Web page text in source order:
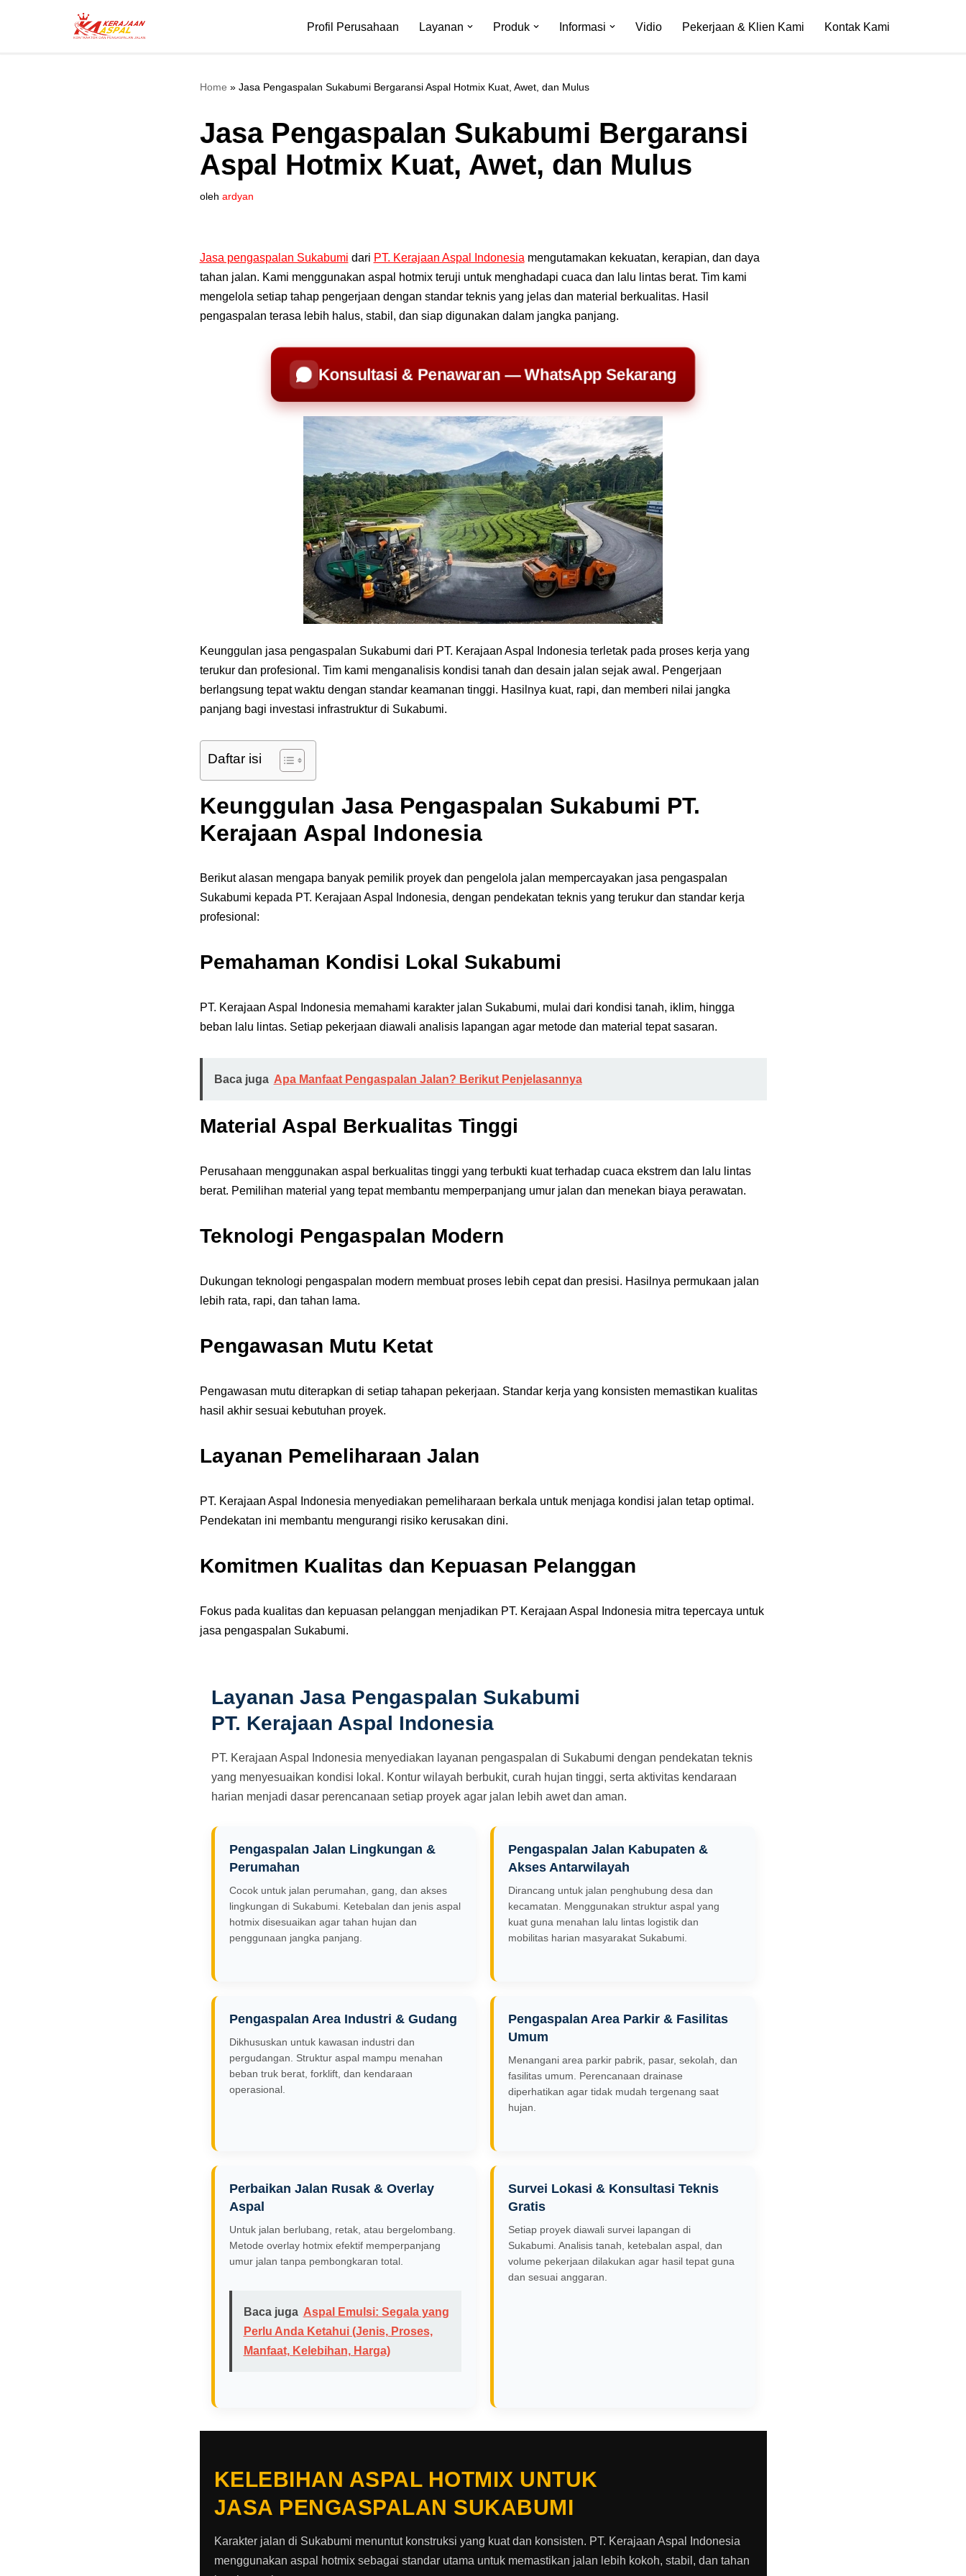
Profil Perusahaan Layanan Produk Informasi Vidio Pekerjaan & Klien Kami Kontak Kami
Home » Jasa Pengaspalan Sukabumi Bergaransi Aspal Hotmix Kuat, Awet, dan Mulus
Jasa Pengaspalan Sukabumi Bergaransi
Aspal Hotmix Kuat, Awet, dan Mulus
oleh ardyan
Jasa pengaspalan Sukabumi dari PT. Kerajaan Aspal Indonesia mengutamakan kekuatan, kerapian, dan daya
tahan jalan. Kami menggunakan aspal hotmix teruji untuk menghadapi cuaca dan lalu lintas berat. Tim kami
mengelola setiap tahap pengerjaan dengan standar teknis yang jelas dan material berkualitas. Hasil
pengaspalan terasa lebih halus, stabil, dan siap digunakan dalam jangka panjang.
Konsultasi & Penawaran — WhatsApp Sekarang
Keunggulan jasa pengaspalan Sukabumi dari PT. Kerajaan Aspal Indonesia terletak pada proses kerja yang
terukur dan profesional. Tim kami menganalisis kondisi tanah dan desain jalan sejak awal. Pengerjaan
berlangsung tepat waktu dengan standar keamanan tinggi. Hasilnya kuat, rapi, dan memberi nilai jangka
panjang bagi investasi infrastruktur di Sukabumi.
Daftar isi
Keunggulan Jasa Pengaspalan Sukabumi PT.
Kerajaan Aspal Indonesia
Berikut alasan mengapa banyak pemilik proyek dan pengelola jalan mempercayakan jasa pengaspalan
Sukabumi kepada PT. Kerajaan Aspal Indonesia, dengan pendekatan teknis yang terukur dan standar kerja
profesional:
Pemahaman Kondisi Lokal Sukabumi
PT. Kerajaan Aspal Indonesia memahami karakter jalan Sukabumi, mulai dari kondisi tanah, iklim, hingga
beban lalu lintas. Setiap pekerjaan diawali analisis lapangan agar metode dan material tepat sasaran.
Baca juga Apa Manfaat Pengaspalan Jalan? Berikut Penjelasannya
Material Aspal Berkualitas Tinggi
Perusahaan menggunakan aspal berkualitas tinggi yang terbukti kuat terhadap cuaca ekstrem dan lalu lintas
berat. Pemilihan material yang tepat membantu memperpanjang umur jalan dan menekan biaya perawatan.
Teknologi Pengaspalan Modern
Dukungan teknologi pengaspalan modern membuat proses lebih cepat dan presisi. Hasilnya permukaan jalan
lebih rata, rapi, dan tahan lama.
Pengawasan Mutu Ketat
Pengawasan mutu diterapkan di setiap tahapan pekerjaan. Standar kerja yang konsisten memastikan kualitas
hasil akhir sesuai kebutuhan proyek.
Layanan Pemeliharaan Jalan
PT. Kerajaan Aspal Indonesia menyediakan pemeliharaan berkala untuk menjaga kondisi jalan tetap optimal.
Pendekatan ini membantu mengurangi risiko kerusakan dini.
Komitmen Kualitas dan Kepuasan Pelanggan
Fokus pada kualitas dan kepuasan pelanggan menjadikan PT. Kerajaan Aspal Indonesia mitra tepercaya untuk
jasa pengaspalan Sukabumi.
Layanan Jasa Pengaspalan Sukabumi
PT. Kerajaan Aspal Indonesia
PT. Kerajaan Aspal Indonesia menyediakan layanan pengaspalan di Sukabumi dengan pendekatan teknis
yang menyesuaikan kondisi lokal. Kontur wilayah berbukit, curah hujan tinggi, serta aktivitas kendaraan
harian menjadi dasar perencanaan setiap proyek agar jalan lebih awet dan aman.
Pengaspalan Jalan Lingkungan &
Perumahan
Cocok untuk jalan perumahan, gang, dan akses
lingkungan di Sukabumi. Ketebalan dan jenis aspal
hotmix disesuaikan agar tahan hujan dan
penggunaan jangka panjang.
Pengaspalan Jalan Kabupaten &
Akses Antarwilayah
Dirancang untuk jalan penghubung desa dan
kecamatan. Menggunakan struktur aspal yang
kuat guna menahan lalu lintas logistik dan
mobilitas harian masyarakat Sukabumi.
Pengaspalan Area Industri & Gudang
Dikhususkan untuk kawasan industri dan
pergudangan. Struktur aspal mampu menahan
beban truk berat, forklift, dan kendaraan
operasional.
Pengaspalan Area Parkir & Fasilitas
Umum
Menangani area parkir pabrik, pasar, sekolah, dan
fasilitas umum. Perencanaan drainase
diperhatikan agar tidak mudah tergenang saat
hujan.
Perbaikan Jalan Rusak & Overlay
Aspal
Untuk jalan berlubang, retak, atau bergelombang.
Metode overlay hotmix efektif memperpanjang
umur jalan tanpa pembongkaran total.
Baca juga Aspal Emulsi: Segala yang
Perlu Anda Ketahui (Jenis, Proses,
Manfaat, Kelebihan, Harga)
Survei Lokasi & Konsultasi Teknis
Gratis
Setiap proyek diawali survei lapangan di
Sukabumi. Analisis tanah, ketebalan aspal, dan
volume pekerjaan dilakukan agar hasil tepat guna
dan sesuai anggaran.
KELEBIHAN ASPAL HOTMIX UNTUK
JASA PENGASPALAN SUKABUMI
Karakter jalan di Sukabumi menuntut konstruksi yang kuat dan konsisten. PT. Kerajaan Aspal Indonesia
menggunakan aspal hotmix sebagai standar utama untuk memastikan jalan lebih kokoh, stabil, dan tahan